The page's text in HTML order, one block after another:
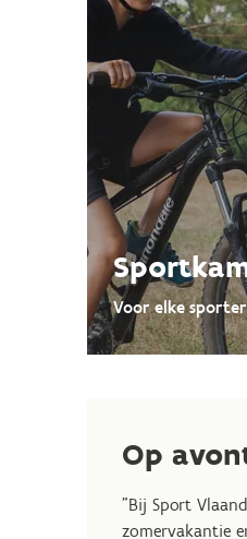
Voor elke
Op
"Bij Sport
zomervakantie